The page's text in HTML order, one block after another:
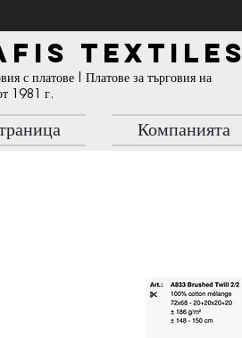
TEXTILES
с платове | Платове за търговия на
1981 г.
Компанията